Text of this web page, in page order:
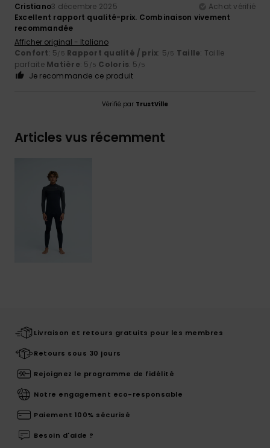
Cristiano3 décembre 2025
Achat vérifié
Excellent rapport qualité-prix. Combinaison vivement
recommandée
Afficher original - Italiano
Confort: 5/5 Rapport qualité / prix: 5/5 Taille: Taille
parfaite Matière: 5 /5 Coloris: 5 /5
Je recommande ce produit
Vérifié par TrustVille
Articles vus récemment
Livraison et retours gratuits pour les membres
Retours sous 30 jours
Rejoignez le programme de fidélité
Notre engagement eco-responsable
Paiement 100% sécurisé
Besoin d'aide ?